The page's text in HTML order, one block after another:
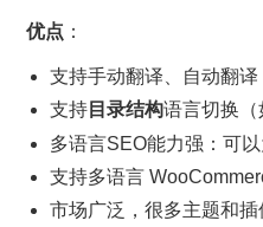
优点 ：
支持手动翻译、自动翻译
支持 目录结构语言切换（
多语言SEO能力强：可
支持多语言
市场广泛，很多主题和